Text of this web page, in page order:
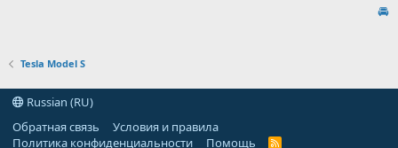
🚘
Tesla Model S
Russian (RU)
Обратная связь
Условия и правила
Политика конфиденциальности
Помощь R